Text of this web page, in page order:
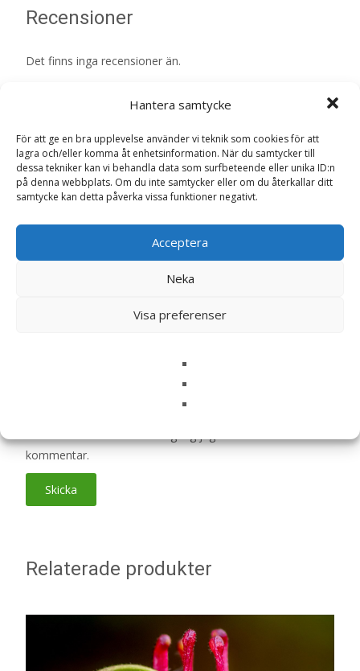
Hantera samtycke
För att ge en bra upplevelse använder vi teknik som cookies för att
lagra och/eller komma åt enhetsinformation. När du samtycker till
dessa tekniker kan vi behandla data som surfbeteende eller unika ID:n
på denna webbplats. Om du inte samtycker eller om du återkallar ditt
samtycke kan detta påverka vissa funktioner negativt.
Acceptera
Neka
Visa preferenser
Recensioner
Det finns inga recensioner än.
Bli först med att recensera ”Morot
Din e-postadress kommer inte publiceras. Obligatoriska fält
är märkta *
Ditt betyg*
kommentar.
Relaterade produkter